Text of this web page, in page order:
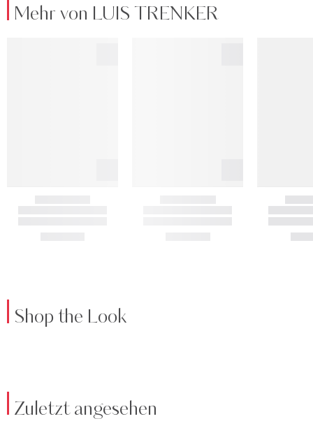
Mehr von LUIS TRENKER
Shop the Look
Zuletzt angesehen